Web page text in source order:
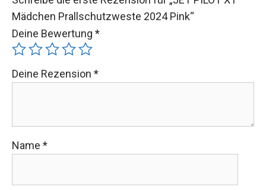
Mädchen Prallschutzweste 2024 Pink“
Deine Bewertung *
Deine Rezension *
Name *